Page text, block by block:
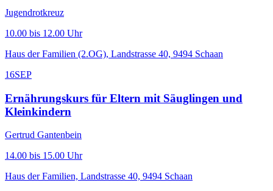
Jugendrotkreuz
10.00 bis 12.00 Uhr
Haus der Familien (2.OG), Landstrasse 40, 9494 Schaan
16SEP
Ernährungskurs für Eltern mit Säuglingen und
Kleinkindern
Gertrud Gantenbein
14.00 bis 15.00 Uhr
Haus der Familien, Landstrasse 40, 9494 Schaan